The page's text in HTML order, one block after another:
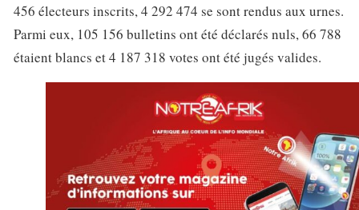
456 électeurs inscrits, 4 292 474 se sont rendus aux urnes.
Parmi eux, 105 156 bulletins ont été déclarés nuls, 66 788
étaient blancs et 4 187 318 votes ont été jugés valides.